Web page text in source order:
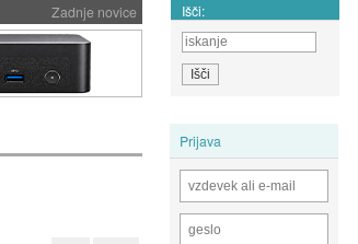
Zadnje novice Išči:
Prijava